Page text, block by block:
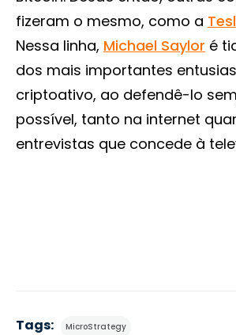
fizeram o mesmo, como a
Nessa linha, Michael Saylor é
dos mais importantes
criptoativo, ao defendê-lo
possível, tanto na internet
entrevistas que concede à
Tags: MicroStrategy